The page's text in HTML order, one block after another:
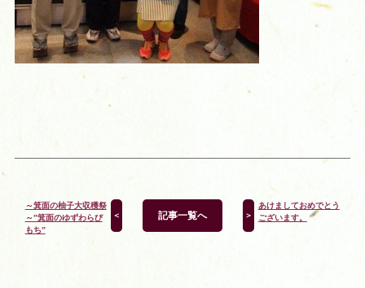
～箕面の柚子大収穫祭
～”箕面のゆずわらび
もち”
＜ 記事一覧へ ＞
あけましておめでとう
ございます。